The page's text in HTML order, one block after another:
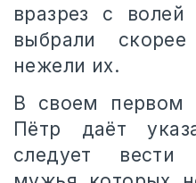
вразрез с
выбрали
нежели их.
В своем первом
Пётр даёт
следует